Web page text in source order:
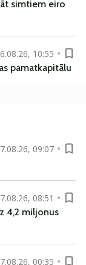
simtiem eiro
10:55
pamatkapitālu
09:07
08:51
4,2 miljonus
00:35